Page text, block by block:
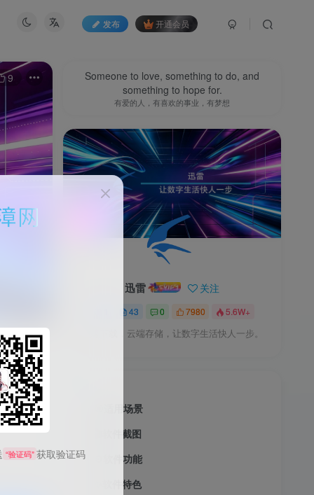
发布 开通会员
9
Someone to love, something to do, and
something to hope for.
有爱的人，有喜欢的事业，有梦想
迅雷 关注
43 0 7980 5.6W+
加速下载，云端存储，让数字生活快人一步。
🎯适用场景
🎬软件截图
⚙️软件功能
✨软件特色
“验证码” 获取验证码